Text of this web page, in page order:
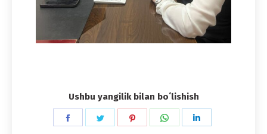
Ushbu yangilik bilan boʻlishish
Share
Share
Share
Share